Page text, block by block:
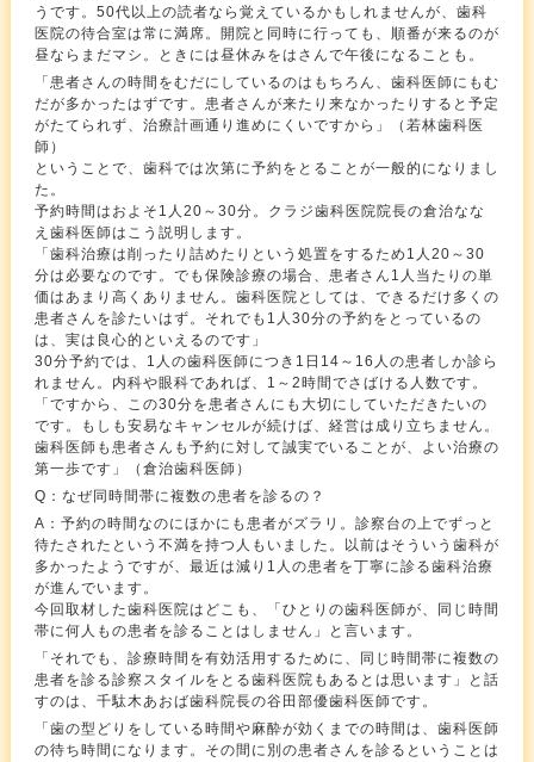
うです。50代以上の読者なら覚えているかもしれませんが、歯科
医院の待合室は常に満席。開院と同時に行っても、順番が来るのが
昼ならまだマシ。ときには昼休みをはさんで午後になることも。
「患者さんの時間をむだにしているのはもちろん、歯科医師にもむ
だが多かったはずです。患者さんが来たり来なかったりすると予定
がたてられず、治療計画通り進めにくいですから」（若林歯科医
師）
ということで、歯科では次第に予約をとることが一般的になりまし
た。
予約時間はおよそ1人20～30分。クラジ歯科医院院長の倉治なな
え歯科医師はこう説明します。
「歯科治療は削ったり詰めたりという処置をするため1人20～30
分は必要なのです。でも保険診療の場合、患者さん1人当たりの単
価はあまり高くありません。歯科医院としては、できるだけ多くの
患者さんを診たいはず。それでも1人30分の予約をとっているの
は、実は良心的といえるのです」
30分予約では、1人の歯科医師につき1日14～16人の患者しか診ら
れません。内科や眼科であれば、1～2時間でさばける人数です。
「ですから、この30分を患者さんにも大切にしていただきたいの
です。もしも安易なキャンセルが続けば、経営は成り立ちません。
歯科医師も患者さんも予約に対して誠実でいることが、よい治療の
第一歩です」（倉治歯科医師）
Q：なぜ同時間帯に複数の患者を診るの？
A：予約の時間なのにほかにも患者がズラリ。診察台の上でずっと
待たされたという不満を持つ人もいました。以前はそういう歯科が
多かったようですが、最近は減り1人の患者を丁寧に診る歯科治療
が進んでいます。
今回取材した歯科医院はどこも、「ひとりの歯科医師が、同じ時間
帯に何人もの患者を診ることはしません」と言います。
「それでも、診療時間を有効活用するために、同じ時間帯に複数の
患者を診る診察スタイルをとる歯科医院もあるとは思います」と話
すのは、千駄木あおば歯科院長の谷田部優歯科医師です。
「歯の型どりをしている時間や麻酔が効くまでの時間は、歯科医師
の待ち時間になります。その間に別の患者さんを診るということは